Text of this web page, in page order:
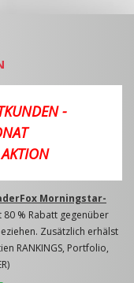
-
Morningstar-
% Rabatt gegenüber
Zusätzlich erhälst
RANKINGS, Portfolio,